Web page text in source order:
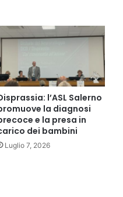
l’ASL Salerno
la diagnosi
e la presa in
dei bambini
Luglio 7, 2026